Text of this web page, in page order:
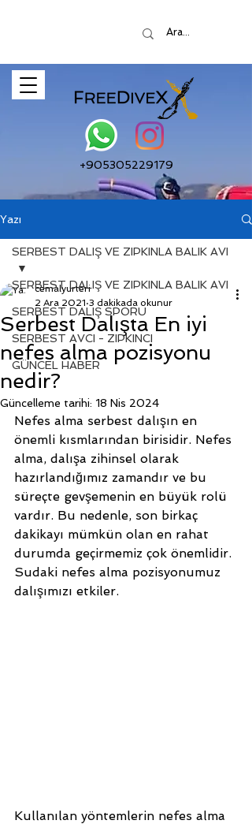
+905305229179
Yazı
SERBEST DALIŞ VE ZIPKINLA BALIK AVI
SERBEST DALIŞ SPORU
SERBEST AVCI - ZIPKINCI
GÜNCEL HABER
SERBEST DALIŞ VE ZIPKINLA BALIK AVI
Serbest Dalışta En iyi
nefes alma pozisyonu
nedir?
cemalyurteri
2 Ara 2021 3 dakikada okunur
Güncelleme tarihi: 18 Nis 2024
Nefes alma serbest dalışın en
önemli kısmlarından birisidir. Nefes
alma, dalışa zihinsel olarak
hazırlandığımız zamandır ve bu
süreçte gevşemenin en büyük rolü
vardır. Bu nedenle, son birkaç
dakikayı mümkün olan en rahat
durumda geçirmemiz çok önemlidir.
Sudaki nefes alma pozisyonumuz
dalışımızı etkiler.
Kullanılan yöntemlerin nefes alma